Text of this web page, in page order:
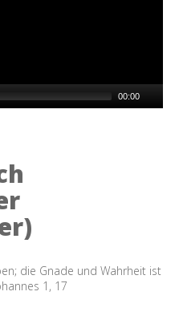
00:00
die Gnade und Wahrheit ist
1, 17